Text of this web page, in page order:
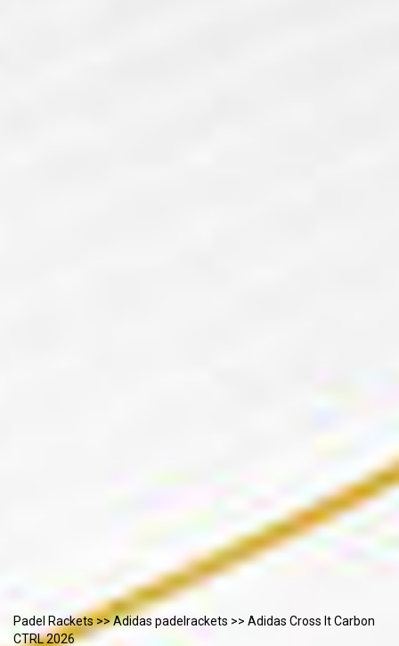
Padel Rackets>>Adidas padelrackets >> Adidas Cross It Carbon
CTRL 2026